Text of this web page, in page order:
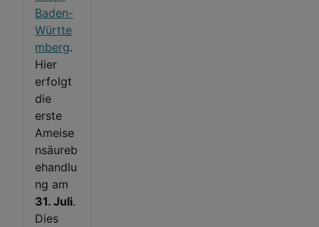
Baden-
Württe
mberg.
Hier
erfolgt
die
erste
Ameise
nsäureb
ehandlu
ng am
31. Juli.
Dies